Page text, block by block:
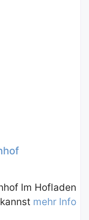
Im Hofladen
mehr Info